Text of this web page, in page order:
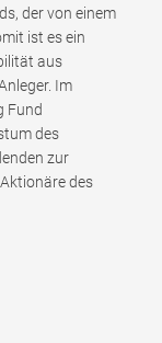
der von einem
ist es ein
aus
Im
Fund
des
zur
des